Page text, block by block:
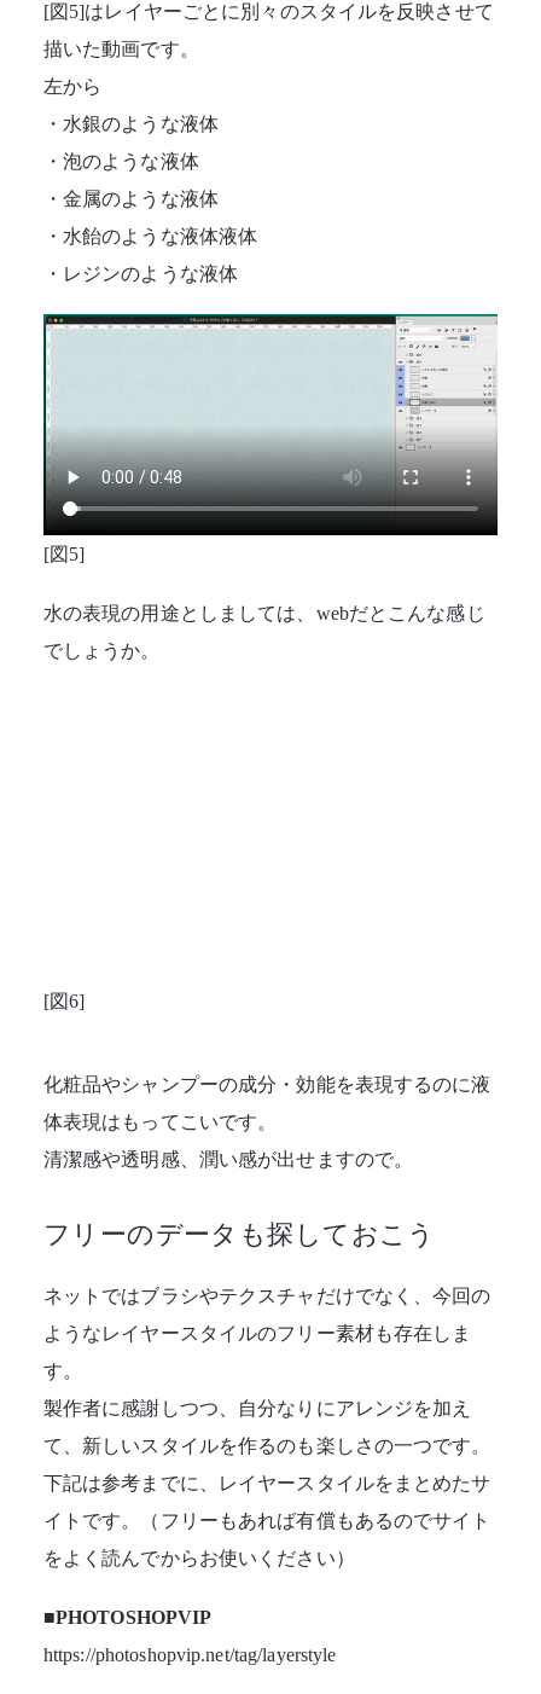
[図5]はレイヤーごとに別々のスタイルを反映させて
描いた動画です。
左から
・水銀のような液体
・泡のような液体
・金属のような液体
・水飴のような液体液体
・レジンのような液体
[図5]
水の表現の用途としましては、webだとこんな感じ
でしょうか。
[図6]
化粧品やシャンプーの成分・効能を表現するのに液
体表現はもってこいです。
清潔感や透明感、潤い感が出せますので。
フリーのデータも探しておこう
ネットではブラシやテクスチャだけでなく、今回の
ようなレイヤースタイルのフリー素材も存在しま
す。
製作者に感謝しつつ、自分なりにアレンジを加え
て、新しいスタイルを作るのも楽しさの一つです。
下記は参考までに、レイヤースタイルをまとめたサ
イトです。（フリーもあれば有償もあるのでサイト
をよく読んでからお使いください）
■PHOTOSHOPVIP
https://photoshopvip.net/tag/layerstyle